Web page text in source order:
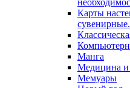
Карты
Манга
Медицина и
Мемуары